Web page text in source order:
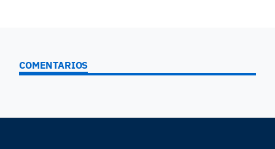
COMENTARIOS